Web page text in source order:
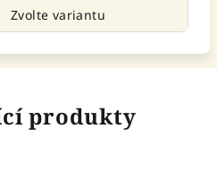
Zvolte variantu
produkty